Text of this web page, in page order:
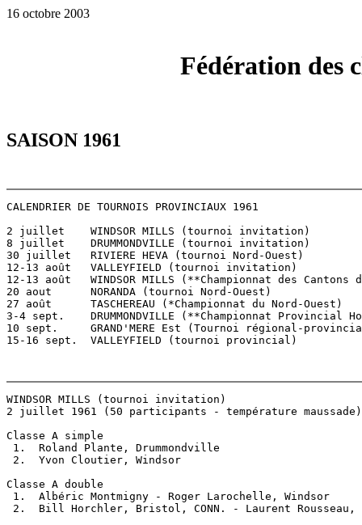
16 octobre 2003
Fédération des
SAISON 1961
CALENDRIER DE TOURNOIS PROVINCIAUX 1961
2 juillet    WINDSOR MILLS (tournoi invitation)
8 juillet    DRUMMONDVILLE (tournoi invitation)
30 juillet   RIVIERE HEVA (tournoi Nord-Ouest)
12-13 août   VALLEYFIELD (tournoi invitation)
12-13 août   WINDSOR MILLS (**Championnat des
20 aout      NORANDA (tournoi Nord-Ouest)
27 août      TASCHEREAU (*Championnat du Nord-Ouest)
3-4 sept.    DRUMMONDVILLE (**Championnat Provincial
10 sept.     GRAND'MERE Est (Tournoi régional-
15-16 sept.  VALLEYFIELD (tournoi provincial)
WINDSOR MILLS (tournoi invitation)
2 juillet 1961 (50 participants - température maussade)
Classe A simple
1.  Roland Plante, Drummondville
2.  Yvon Cloutier, Windsor
Classe A double
1.  Albéric Montmigny - Roger Larochelle, Windsor
2.  Bill Horchler, Bristol, CONN. - Laurent Rousseau,